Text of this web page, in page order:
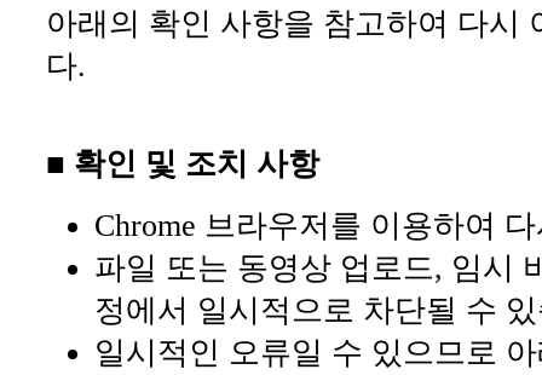
아래의 확인 사항을 참고하여 다시
다.
■ 확인 및 조치 사항
Chrome 브라우저를 이용하여
파일 또는 동영상 업로드, 임시
정에서 일시적으로 차단될 수
일시적인 오류일 수 있으므로